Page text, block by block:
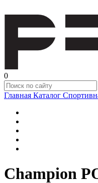
0
Главная Каталог
Champion